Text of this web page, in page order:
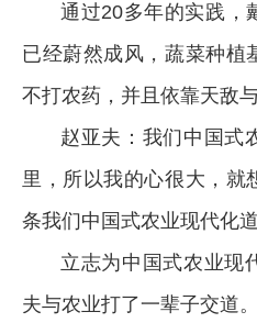
通过20多年的实践，
已经蔚然成风，蔬菜种植
不打农药，并且依靠天敌
赵亚夫：我们中国式
里，所以我的心很大，就
条我们中国式农业现代化道
立志为中国式农业现
夫与农业打了一辈子交道。